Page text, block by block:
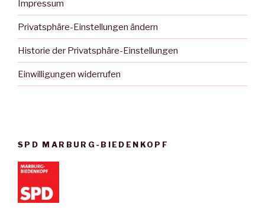
Impressum
Privatsphäre-Einstellungen ändern
Historie der Privatsphäre-Einstellungen
Einwilligungen widerrufen
SPD MARBURG-BIEDENKOPF